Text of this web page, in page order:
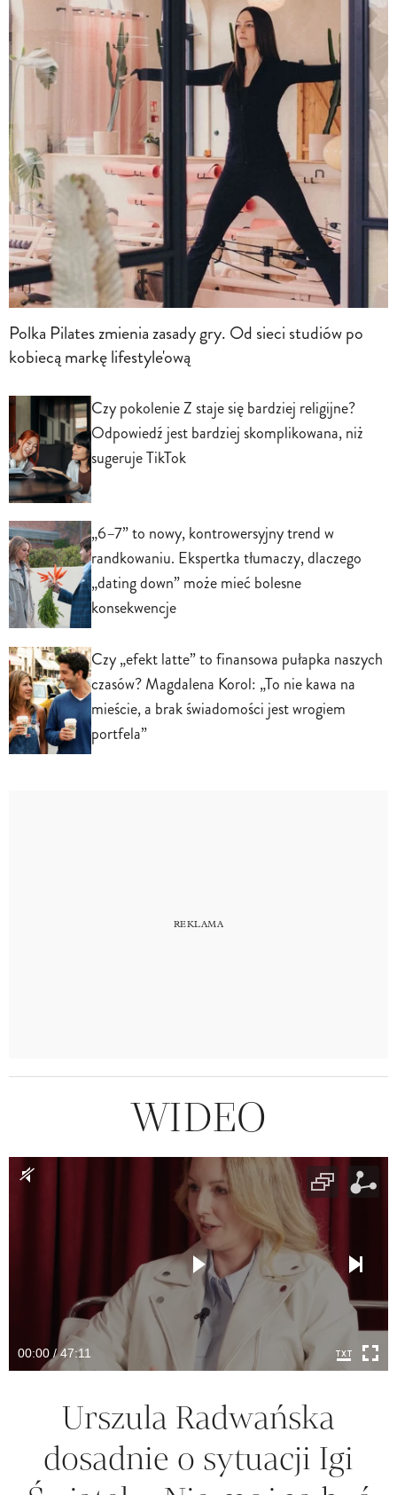
Polka Pilates zmienia zasady gry. Od sieci studiów po
kobiecą markę lifestyle'ową
Czy pokolenie Z staje się bardziej religijne?
Odpowiedź jest bardziej skomplikowana, niż
sugeruje TikTok
„6–7” to nowy, kontrowersyjny trend w
randkowaniu. Ekspertka tłumaczy, dlaczego
„dating down” może mieć bolesne
konsekwencje
Czy „efekt latte” to finansowa pułapka naszych
czasów? Magdalena Korol: „To nie kawa na
mieście, a brak świadomości jest wrogiem
portfela”
WIDEO
00:00 / 47:11
Urszula Radwańska
dosadnie o sytuacji Igi